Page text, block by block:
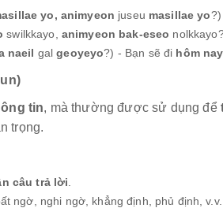
yo, animyeon juseu masillae yo
swilkkayo, animyeon bak-eseo
naeil galgeoyeyo?) - Bạn sẽ đi hôm
tin, mà thường được sử dụng để
trọng.
câu trả lời
ngờ, nghi ngờ, khẳng định, phủ định, v.v.